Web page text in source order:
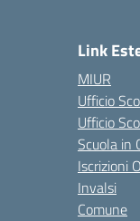
Link
MIUR
Ufficio
Ufficio
Scuola in
Iscrizioni
Invalsi
Comune